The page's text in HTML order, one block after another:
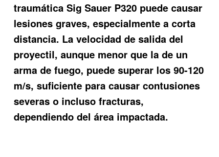
traumática Sig Sauer P320 puede causar
lesiones graves, especialmente a corta
distancia. La velocidad de salida del
proyectil, aunque menor que la de un
arma de fuego, puede superar los 90-120
m/s, suficiente para causar contusiones
severas o incluso fracturas,
dependiendo del área impactada.